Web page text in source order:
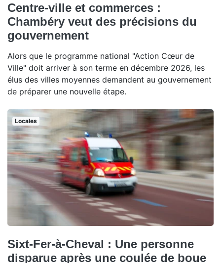
Centre-ville et commerces :
Chambéry veut des précisions du
gouvernement
Alors que le programme national "Action Cœur de
Ville" doit arriver à son terme en décembre 2026, les
élus des villes moyennes demandent au gouvernement
de préparer une nouvelle étape.
Locales
Sixt-Fer-à-Cheval : Une personne
disparue après une coulée de boue